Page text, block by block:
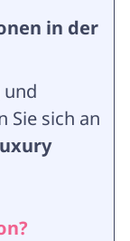
in der
und
Sie sich an